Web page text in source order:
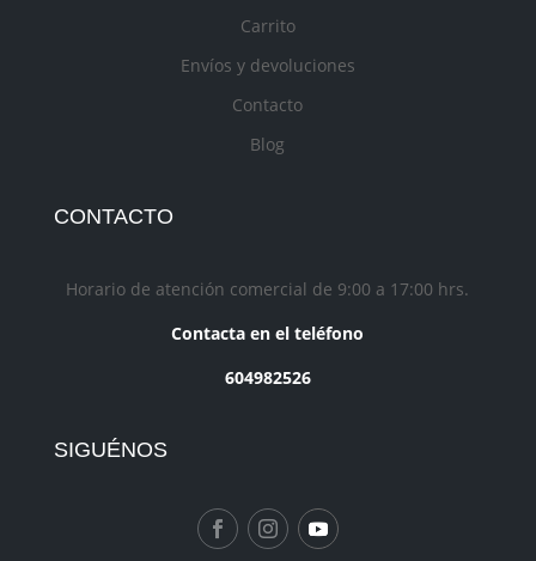
Carrito
Envíos y devoluciones
Contacto
Blog
CONTACTO
Horario de atención comercial de 9:00 a 17:00 hrs.
Contacta en el teléfono
604982526
SIGUÉNOS